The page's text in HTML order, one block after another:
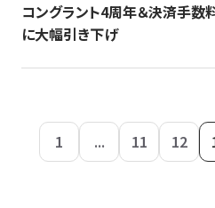
コングラント4周年＆決済手
に大幅引き下げ
1 ... 11 12